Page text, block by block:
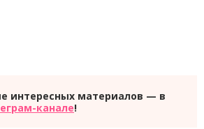
интересных материалов — в
канале!